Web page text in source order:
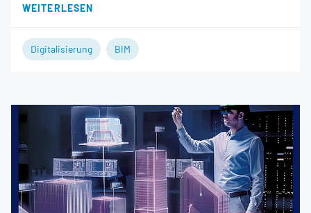
WEITERLESEN
Digitalisierung BIM